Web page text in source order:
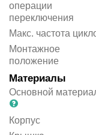
операции
переключения
Макс. частота
Монтажное
положение
Материалы
Основной
Корпус